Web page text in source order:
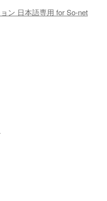
ン 日本語専用 for So-net